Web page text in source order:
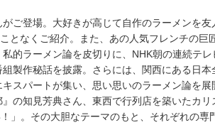
ご登場。大好きが高じて自作のラーメンを
となくご紹介。また、あの人気フレンチの
的ラーメン論を皮切りに、NHK朝の連続テ
製作秘話を披露。さらには、関西にある日
スパートが集い、思い思いのラーメン論を
の知見芳典さん、東西で行列店を築いたカ
」。その大胆なテーマのもと、それぞれの